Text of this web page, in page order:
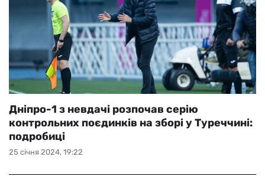
25 січня 2024, 19:22
Дніпро-1 з невдачі розпочав серію
контрольних поєдинків на зборі у Туреччині:
подробиці